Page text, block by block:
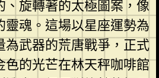
旋轉著的太極圖案，像
靈魂。這場以星座運勢為
為武器的荒唐戰爭，正式
的光芒在林天秤咖啡館